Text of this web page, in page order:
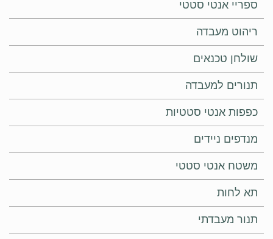
ספריי אנטי סטטי
ריהוט מעבדה
שולחן טכנאים
תנורים למעבדה
כפפות אנטי סטטיות
מנדפים ניידים
משטח אנטי סטטי
תא לחות
תנור מעבדתי